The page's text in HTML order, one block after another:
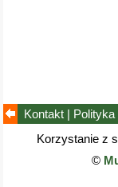
Kontakt |
Korzystanie z
©